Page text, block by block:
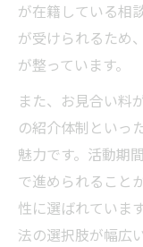
が在籍している相
が受けられるため
が整っています。
また、お見合い料
の紹介体制といっ
魅力です。活動期
で進められること
性に選ばれていま
法の選択肢が幅広